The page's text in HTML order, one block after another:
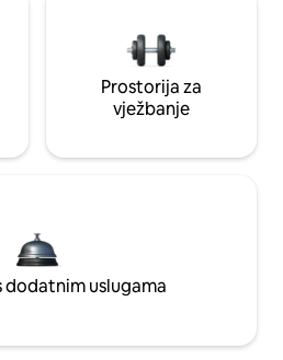
Prostorija za
vježbanje
dodatnim uslugama